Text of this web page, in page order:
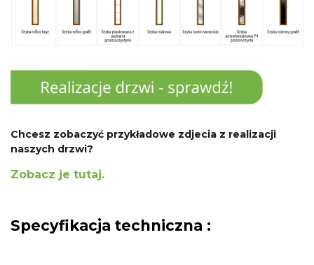
Chcesz zobaczyć przykładowe zdjecia z realizacji
naszych drzwi?
Zobacz je tutaj.
Specyfikacja techniczna :